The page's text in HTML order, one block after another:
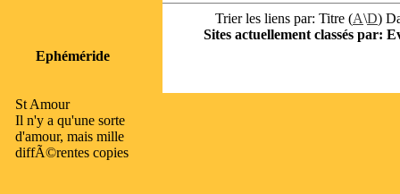
Ephéméride
St Amour
Il n'y a qu'une sorte
d'amour, mais mille
diffÃ©rentes copies
Trier les liens par: Titre (A\D)
Sites actuellement classés par: